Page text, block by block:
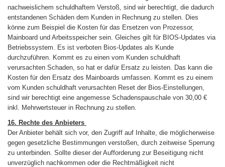
nachweislichem schuldhaftem Verstoß, sind wir berechtigt, die dadurch
entstandenen Schäden dem Kunden in Rechnung zu stellen. Dies
könne zum Beispiel die Kosten für das Ersetzen von Prozessor,
Mainboard und Arbeitsspeicher sein. Gleiches gilt für BIOS-Updates via
Betriebssystem. Es ist verboten Bios-Updates als Kunde
durchzuführen. Kommt es zu einen vom Kunden schuldhaft
verursachten Schaden, so hat er dafür Ersatz zu leisten. Das kann die
Kosten für den Ersatz des Mainboards umfassen. Kommt es zu einem
vom Kunden schuldhaft verursachten Reset der Bios-Einstellungen,
sind wir berechtigt eine angemesse Schadenspauschale von 30,00 €
inkl. Mehrwertsteuer in Rechnung zu stellen.
16. Rechte des Anbieters
Der Anbieter behält sich vor, den Zugriff auf Inhalte, die möglicherweise
gegen gesetzliche Bestimmungen verstoßen, durch zeitweise Sperrung
zu unterbinden. Sollte dieser der Aufforderung zur Beseitigung nicht
unverzüglich nachkommen oder die Rechtmäßigkeit nicht